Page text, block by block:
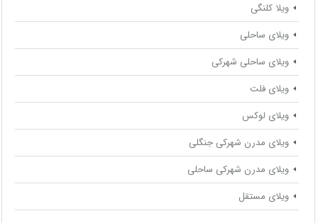
ویلا کلنگی
ویلای ساحلی
ویلای ساحلی شهرکی
ویلای فلت
ویلای لوکس
ویلای مدرن شهرکی جنگلی
ویلای مدرن شهرکی ساحلی
ویلای مستقل